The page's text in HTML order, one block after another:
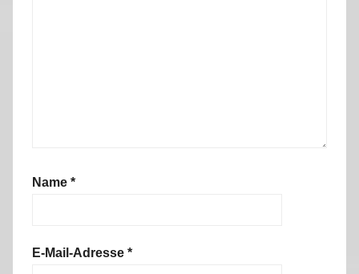
Name *
E-Mail-Adresse *